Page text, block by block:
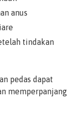
anus
tindakan
pedas dapat
memperpanjang